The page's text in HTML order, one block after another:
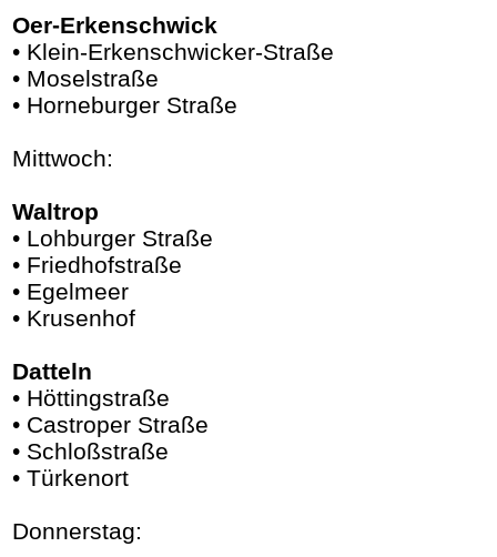
Oer-Erkenschwick
• Klein-Erkenschwicker-Straße
• Moselstraße
• Horneburger Straße
Mittwoch:
Waltrop
• Lohburger Straße
• Friedhofstraße
• Egelmeer
• Krusenhof
Datteln
• Höttingstraße
• Castroper Straße
• Schloßstraße
• Türkenort
Donnerstag: